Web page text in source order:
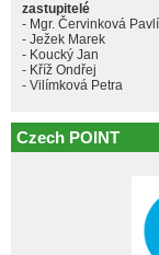
zastupitelé
- Mgr. Červinková
- Ježek Marek
- Koucký Jan
- Kříž Ondřej
- Vilímková Petra
Czech POINT